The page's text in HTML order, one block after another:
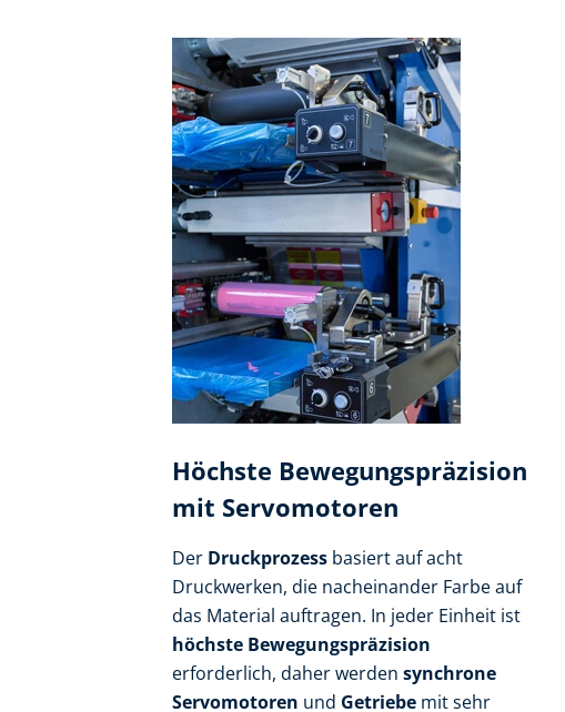
Höchste Bewegungspräzision
mit Servomotoren
Der Druckprozess basiert auf acht
Druckwerken, die nacheinander Farbe auf
das Material auftragen. In jeder Einheit ist
höchste Bewegungspräzision
erforderlich, daher werden synchrone
Servomotoren und Getriebe mit sehr